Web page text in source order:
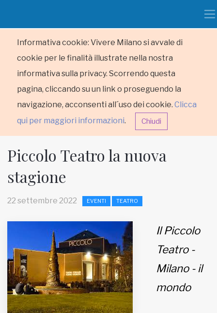
Informativa cookie: Vivere Milano si avvale di
cookie per le finalità illustrate nella nostra
informativa sulla privacy. Scorrendo questa
pagina, cliccando su un link o proseguendo la
navigazione, acconsenti all´uso dei cookie. Clicca
qui per maggiori informazioni. Chiudi
HOME
Inviateci le vostre segnalazioni
Iscriviti alla newsletter
Piccolo Teatro la nuova
stagione
22 settembre 2022 EVENTI TEATRO
Il Piccolo
Teatro -
Milano - il
mondo